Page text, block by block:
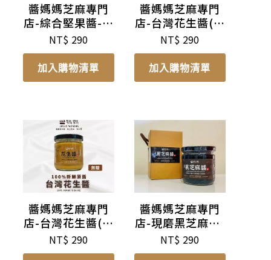
醬媽媽芝麻專門
店-綜合堅果醬-無
糖
NT$ 290
加入購物清單
醬媽媽芝麻專門
店-台灣花生醬(顆
粒)-低糖
NT$ 290
加入購物清單
醬媽媽芝麻專門
店-台灣花生醬(顆
粒)-無糖
NT$ 290
醬媽媽芝麻專門
店-現磨黑芝麻醬-
無糖
NT$ 290